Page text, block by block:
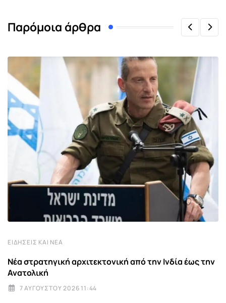
Παρόμοια άρθρα
ΕΙΔΉΣΕΙΣ ΚΑΙ ΝΈΑ
Νέα στρατηγική αρχιτεκτονική από την Ινδία έως την
Ανατολική
7 ΑΥΓΟΎΣΤΟΥ 2026 11:44